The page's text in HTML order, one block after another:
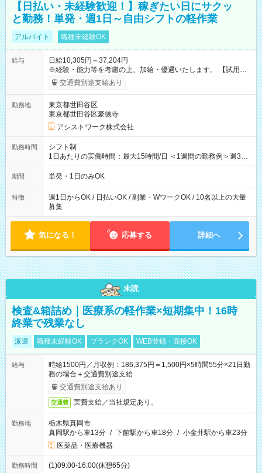
【日払い・未経験歓迎！】稼ぎたい日にサクッ
と勤務！単発・週1日～自由シフトの軽作業
アルバイト 職種未経験OK
給与
日給10,305円～37,204円
※経験・能力等を考慮の上、加給・優遇いたします。 【試用期
間】試用期間なし
交通費別途支給あり
勤務地
東京都世田谷区
東京都世田谷区豪徳寺
アシストワーク株式会社
勤務時間
シフト制
1日あたりの実働時間：最大15時間/日 ＜1週間の勤務例＞週3回
勤務 勤務：月・水・金 休み：火・木・土・日 好きな時にお仕事
可能です！ ※1日あたりの最大実働時間は日勤、夜勤共に勤務し
期間 単発・1日のみOK
特徴
週1日からOK / 日払いOK / 副業・WワークOK / 10名以上の大量
募集
気になる！ 応募する 詳細へ
未読
検査&箱詰め｜医療系の軽作業×短期集中！16時
終業で残業なし
派遣 職種未経験OK ブランクOK WEB登録・面接OK
給与
時給1500円／月収例：186,375円＝1,500円×5時間55分×21日勤
務の場合＋交通費別途支給
交通費別途支給あり
交通費 実費支給／当社規定あり。
勤務地
栃木県真岡市
真岡駅から車13分 / 下館駅から車18分 / 小金井駅から車23分
医薬品・医療機器
勤務時間 (1)09:00-16:00(休憩65分)